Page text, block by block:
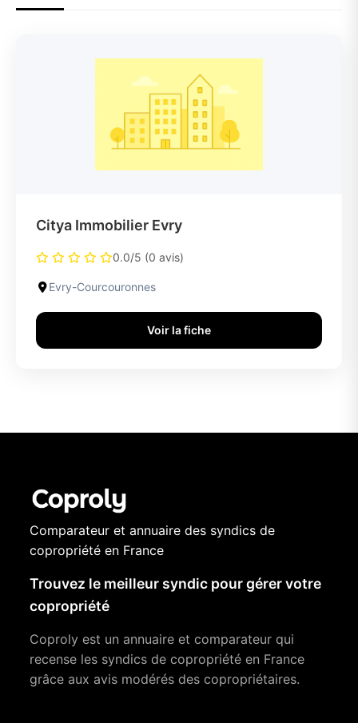
Citya Immobilier Evry
0.0/5 (0 avis)
Evry-Courcouronnes
Voir la fiche
Comparateur et annuaire des syndics de
copropriété en France
Trouvez le meilleur syndic pour gérer votre
copropriété
Coproly est un annuaire et comparateur qui
recense les syndics de copropriété en France
grâce aux avis modérés des copropriétaires.